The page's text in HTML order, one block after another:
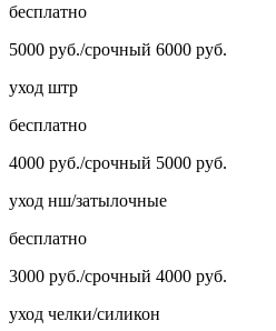
бесплатно
5000 руб./срочный 6000 руб.
уход штр
бесплатно
4000 руб./срочный 5000 руб.
уход нш/затылочные
бесплатно
3000 руб./срочный 4000 руб.
уход челки/силикон